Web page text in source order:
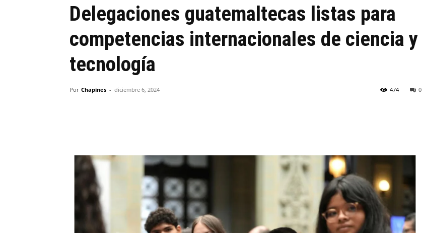
Delegaciones guatemaltecas listas para
competencias internacionales de ciencia y
tecnología
Por Chapines - diciembre 6, 2024 0
474